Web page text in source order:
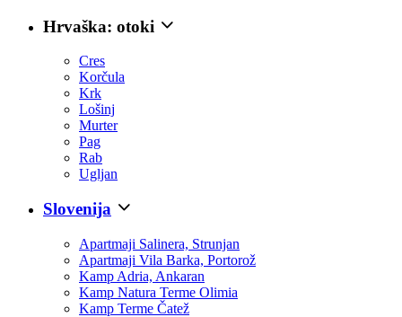
Hrvaška: otoki
Cres
Korčula
Krk
Lošinj
Murter
Pag
Rab
Ugljan
Slovenija
Apartmaji Salinera, Strunjan
Apartmaji Vila Barka, Portorož
Kamp Adria, Ankaran
Kamp Natura Terme Olimia
Kamp Terme Čatež